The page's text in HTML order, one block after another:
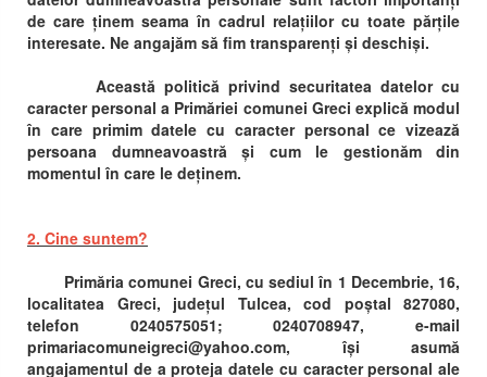
de care ținem seama în cadrul relațiilor cu toate părțile
interesate. Ne angajăm să fim transparenți și deschiși.
Această politică privind securitatea datelor cu
caracter personal a Primăriei comunei Greci explică modul
în care primim datele cu caracter personal ce vizează
persoana dumneavoastră și cum le gestionăm din
momentul în care le deținem.
2. Cine suntem?
Primăria comunei Greci, cu sediul în 1 Decembrie, 16,
localitatea Greci, județul Tulcea, cod poștal 827080,
telefon 0240575051; 0240708947, e-mail
primariacomuneigreci@yahoo.com, își asumă
angajamentul de a proteja datele cu caracter personal ale